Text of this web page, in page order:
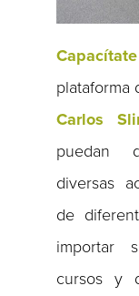
plataforma
Carlos
puedan
diversas
de
importar
cursos y